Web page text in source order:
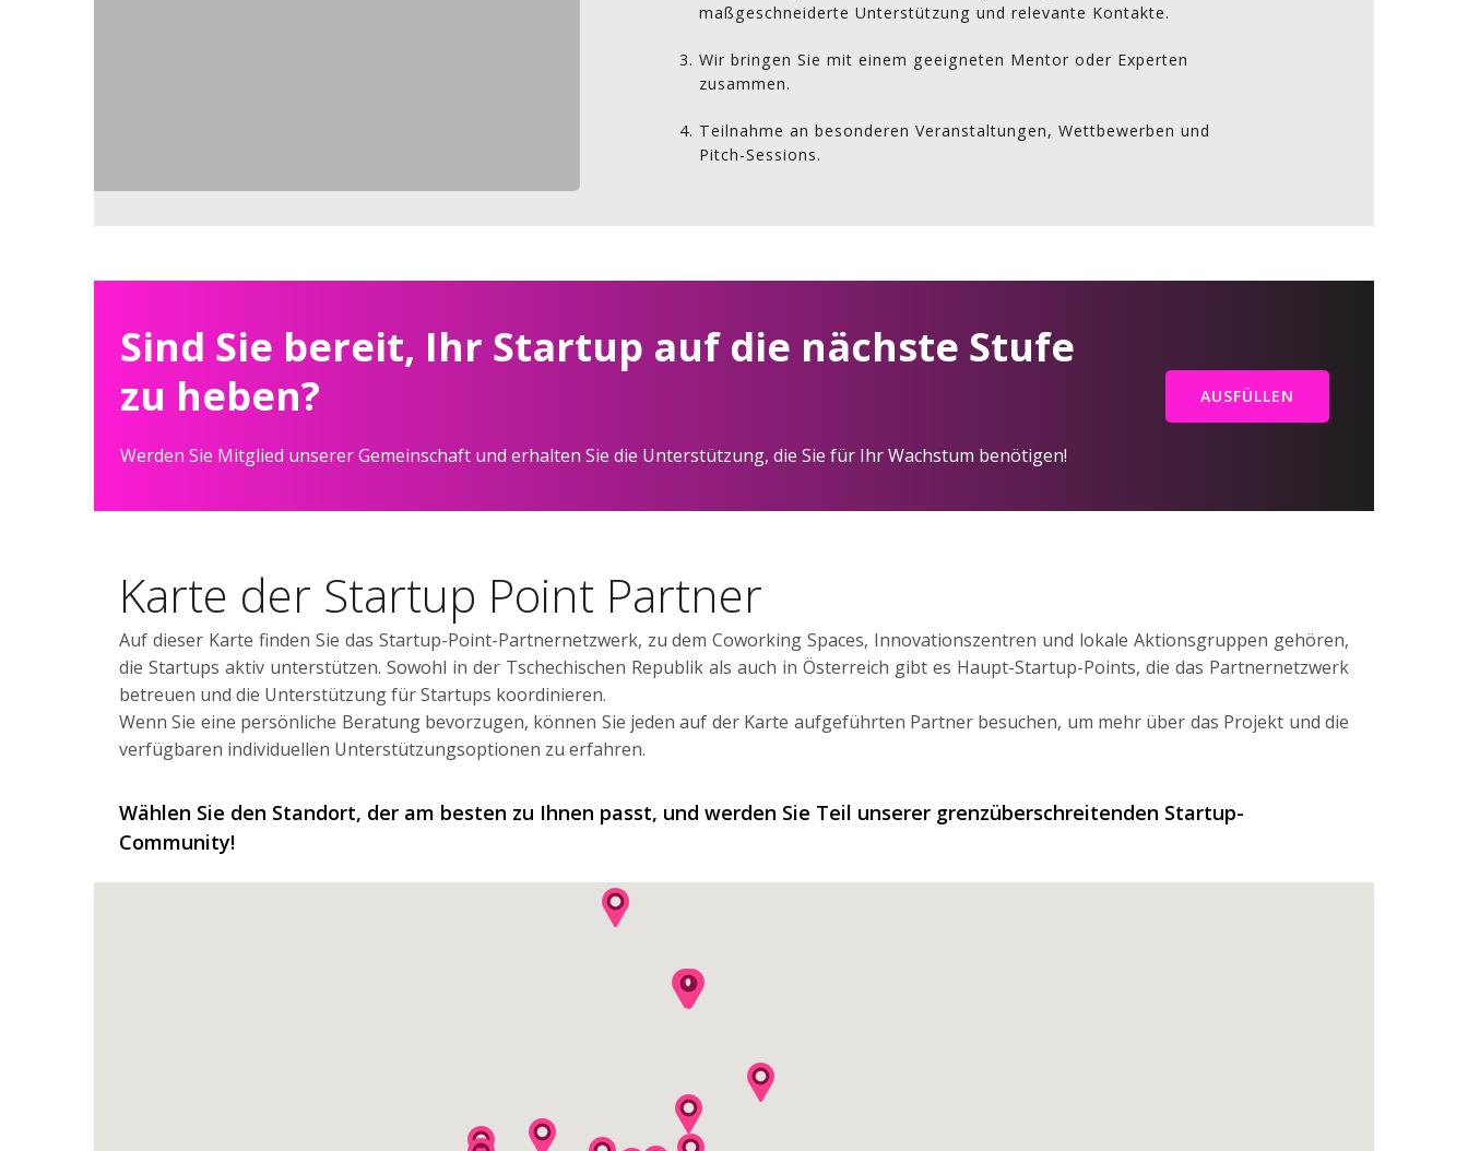
maßgeschneiderte Unterstützung und relevante Kontakte.
Wir bringen Sie mit einem geeigneten Mentor oder Experten
zusammen.
Teilnahme an besonderen Veranstaltungen, Wettbewerben und
Pitch-Sessions.
Sind Sie bereit, Ihr Startup auf die nächste Stufe
zu heben?
Werden Sie Mitglied unserer Gemeinschaft und erhalten Sie die Unterstützung, die Sie für Ihr Wachstum benötigen!
AUSFÜLLEN
Karte der Startup Point Partner
Auf dieser Karte finden Sie das Startup-Point-Partnernetzwerk, zu dem Coworking Spaces, Innovationszentren und lokale Aktionsgruppen gehören,
die Startups aktiv unterstützen. Sowohl in der Tschechischen Republik als auch in Österreich gibt es Haupt-Startup-Points, die das Partnernetzwerk
betreuen und die Unterstützung für Startups koordinieren.
Wenn Sie eine persönliche Beratung bevorzugen, können Sie jeden auf der Karte aufgeführten Partner besuchen, um mehr über das Projekt und die
verfügbaren individuellen Unterstützungsoptionen zu erfahren.
Wählen Sie den Standort, der am besten zu Ihnen passt, und werden Sie Teil unserer grenzüberschreitenden Startup-
Community!